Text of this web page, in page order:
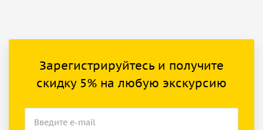
Зарегистрируйтесь и получите
скидку 5% на любую экскурсию